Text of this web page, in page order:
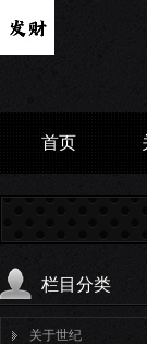
首页
性价
栏目分类
关于世纪